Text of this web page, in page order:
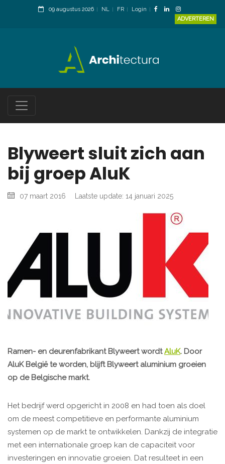
09 augustus 2026 NL FR
Login
ADVERTEREN
Blyweert sluit zich aan
bij groep AluK
07 maart 2016 Laatste update: 14 januari 2025
Ramen- en deurenfabrikant Blyweert wordtAluK. Door
AluK België te worden, blijft Blyweert aluminium groeien
op de Belgische markt.
Het bedrijf werd opgericht in 2008 en had toen als doel
om de meest competitieve en performante aluminium
systemen op de markt te ontwikkelen. Dankzij de integratie
met een internationale groep kan de capaciteit voor
investeringen en innovatie groeien. Dat resulteet in een